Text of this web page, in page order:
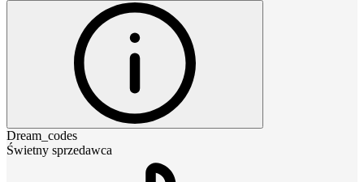
Dream_codes
Świetny sprzedawca